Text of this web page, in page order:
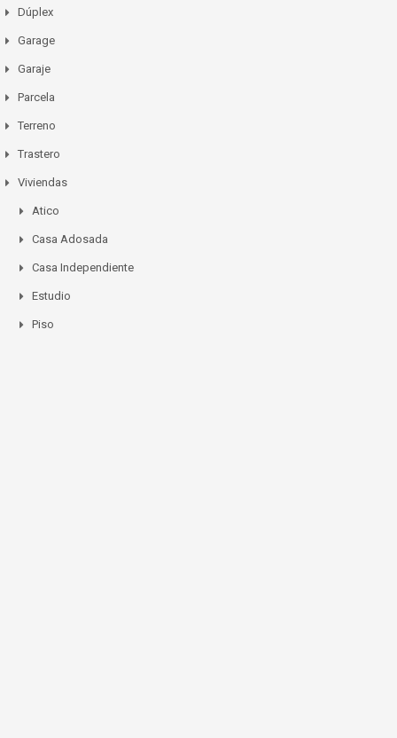
Dúplex
Garage
Garaje
Parcela
Terreno
Trastero
Viviendas
Atico
Casa Adosada
Casa Independiente
Estudio
Piso